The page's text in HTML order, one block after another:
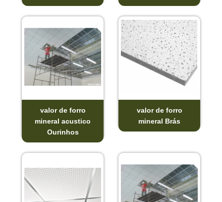
valor de forro
mineral acustico
Ourinhos
valor de forro
mineral Brás